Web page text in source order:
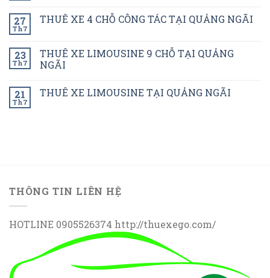
27
Th7
THUÊ XE 4 CHỖ CÔNG TÁC TẠI QUẢNG NGÃI
23
Th7
THUÊ XE LIMOUSINE 9 CHỖ TẠI QUẢNG
NGÃI
21
Th7
THUÊ XE LIMOUSINE TẠI QUẢNG NGÃI
THÔNG TIN LIÊN HỆ
HOTLINE 0905526374 http://thuexego.com/